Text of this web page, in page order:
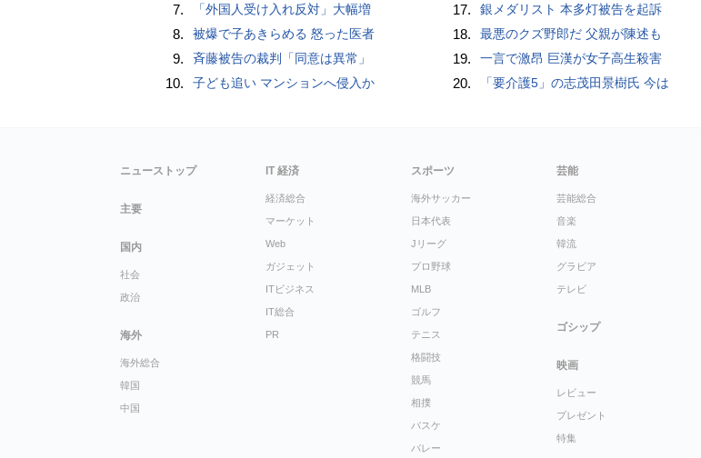
7. 「外国人受け入れ反対」大幅増
8. 被爆で子あきらめる 怒った医者
9. 斉藤被告の裁判「同意は異常」
10. 子ども追い マンションへ侵入か
17. 銀メダリスト 本多灯被告を起訴
18. 最悪のクズ野郎だ 父親が陳述も
19. 一言で激昂 巨漢が女子高生殺害
20. 「要介護5」の志茂田景樹氏 今は
ニューストップ
主要
国内
社会
政治
海外
海外総合
韓国
中国
IT 経済
経済総合
マーケット
Web
ガジェット
ITビジネス
IT総合
PR
スポーツ
海外サッカー
日本代表
Jリーグ
プロ野球
MLB
ゴルフ
テニス
格闘技
競馬
相撲
バスケ
バレー
芸能
芸能総合
音楽
韓流
グラビア
テレビ
ゴシップ
映画
レビュー
プレゼント
特集